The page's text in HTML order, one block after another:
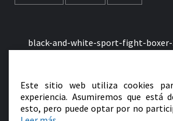
black-and-white-sport-fight-boxer-
early-morning-in-monaco-
Este sitio web utiliza cookies
experiencia. Asumiremos que está
esto, pero puede optar por no